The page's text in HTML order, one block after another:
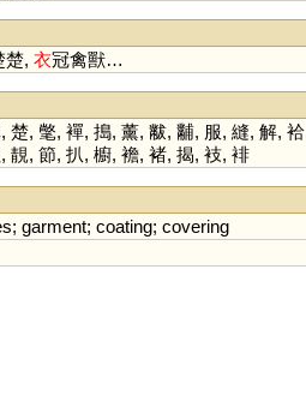
楚, 衣冠禽獸…
, 楚, 氅, 襌, 搗, 薰, 黻, 黼, 服, 縫, 解, 袷
, 靚, 節, 扒, 櫥, 襜, 褚, 揭, 衼, 裶
; garment; coating; covering